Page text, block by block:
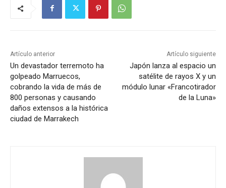
Artículo anterior
Un devastador terremoto ha
golpeado Marruecos,
cobrando la vida de más de
800 personas y causando
daños extensos a la histórica
ciudad de Marrakech
Artículo siguiente
Japón lanza al espacio un
satélite de rayos X y un
módulo lunar «Francotirador
de la Luna»